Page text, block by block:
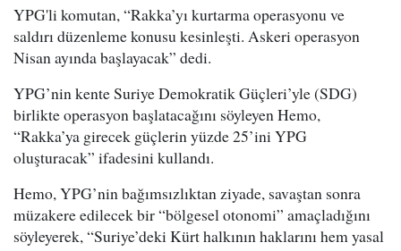
YPG'li komutan, “Rakka’yı kurtarma operasyonu ve
saldırı düzenleme konusu kesinleşti. Askeri operasyon
Nisan ayında başlayacak” dedi.
YPG’nin kente Suriye Demokratik Güçleri’yle (SDG)
birlikte operasyon başlatacağını söyleyen Hemo,
“Rakka’ya girecek güçlerin yüzde 25’ini YPG
oluşturacak” ifadesini kullandı.
Hemo, YPG’nin bağımsızlıktan ziyade, savaştan sonra
müzakere edilecek bir “bölgesel otonomi” amaçladığını
söyleyerek, “Suriye’deki Kürt halkının haklarını hem yasal